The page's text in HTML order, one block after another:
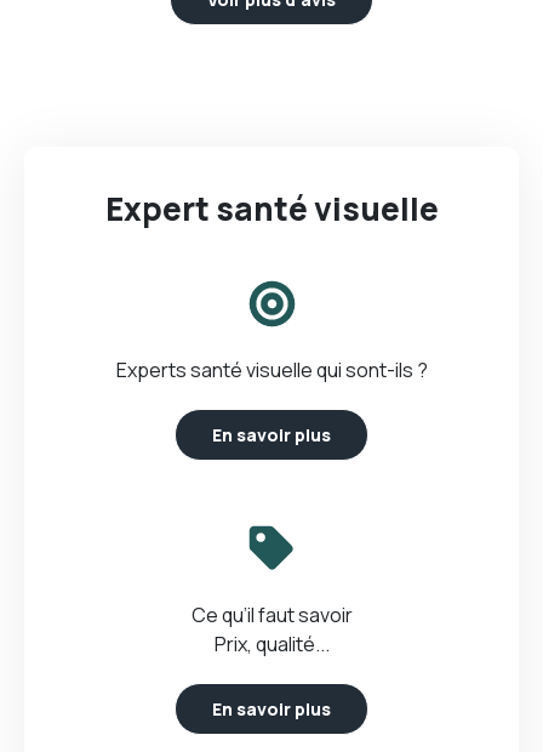
Expert santé visuelle
Experts santé visuelle qui sont-ils ?
En savoir plus
Ce qu’il faut savoir
Prix, qualité...
En savoir plus